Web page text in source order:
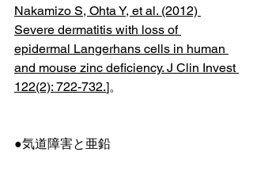
Nakamizo S, Ohta Y, et al. (2012)
Severe dermatitis with loss of
epidermal Langerhans cells in human
and mouse zinc deficiency. J Clin Invest
122(2): 722-732.]。
●気道障害と亜鉛